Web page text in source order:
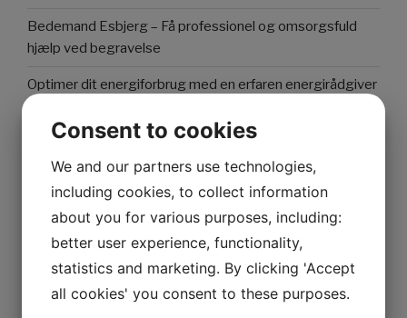
Bedemand Esbjerg – Få professionel og omsorgsfuld
hjælp ved begravelse
Optimer dit energiforbrug med en erfaren energirådgiver
Alt du bør vide om NTC termistorer: Funktion,
anvendelser og fordele
Optimer dit energiforbrug med en energirådgiver
RECENT COMMENTS
Mr WordPressonHello world!
Consent to cookies
We and our partners use technologies,
including cookies, to collect information
about you for various purposes, including:
better user experience, functionality,
statistics and marketing. By clicking 'Accept
all cookies' you consent to these purposes.